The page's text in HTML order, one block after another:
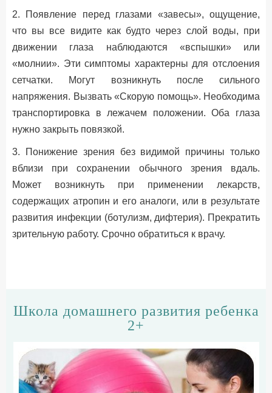
2. Появление перед глазами «завесы», ощущение,
что вы все видите как будто через слой воды, при
движении глаза наблюдаются «вспышки» или
«молнии». Эти симптомы характерны для отслоения
сетчатки. Могут возникнуть после сильного
напряжения. Вызвать «Скорую помощь». Необходима
транспортировка в лежачем положении. Оба глаза
нужно закрыть повязкой.
3. Понижение зрения без видимой причины только
вблизи при сохранении обычного зрения вдаль.
Может возникнуть при применении лекарств,
содержащих атропин и его аналоги, или в результате
развития инфекции (ботулизм, дифтерия). Прекратить
зрительную работу. Срочно обратиться к врачу.
Школа домашнего развития ребенка
2+